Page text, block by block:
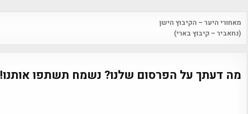
Post
navigation
מאחורי היער – הקיבוץ הישן
(נחאביר – קיבוץ בארי)
מה דעתך על הפרסום שלנו? נשמח תשתפו אותנו!